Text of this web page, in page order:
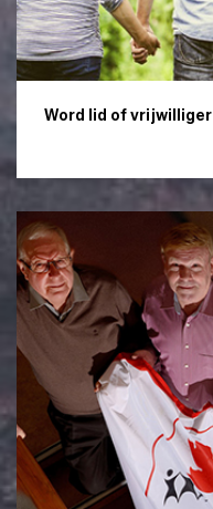
Word lid of vrijwilliger